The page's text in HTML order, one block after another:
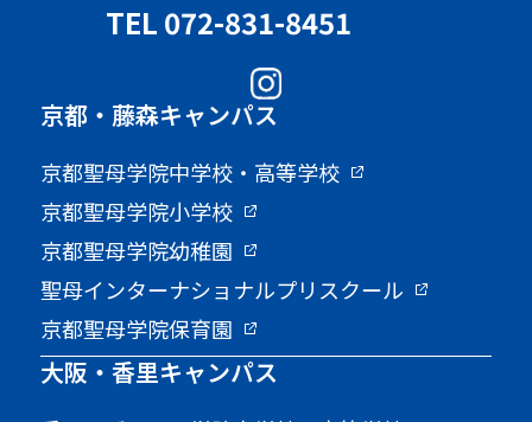
TEL 072-831-8451
京都・藤森キャンパス
京都聖母学院中学校・高等学校
京都聖母学院小学校
京都聖母学院幼稚園
聖母インターナショナルプリスクール
京都聖母学院保育園
大阪・香里キャンパス